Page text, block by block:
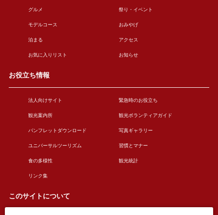
グルメ 祭り・イベント
モデルコース おみやげ
泊まる アクセス
お気に入りリスト お知らせ
お役立ち情報
法人向けサイト 緊急時のお役立ち
観光案内所 観光ボランティアガイド
パンフレットダウンロード 写真ギャラリー
ユニバーサルツーリズム 習慣とマナー
食の多様性 観光統計
リンク集
このサイトについて